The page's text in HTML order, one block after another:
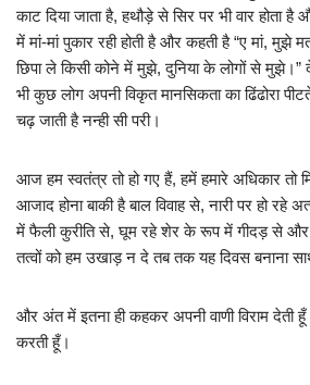
काट दिया जाता है, हथौड़े से सिर पर भी वार होता
में मां-मां पुकार रही होती है और कहती है “ए मां, मुझे
छिपा ले किसी कोने में मुझे, दुनिया के लोगों से
भी कुछ लोग अपनी विकृत मानसिकता का ढिंढोरा
चढ़ जाती है नन्ही सी परी।
आज हम स्वतंत्र तो हो गए हैं, हमें हमारे अधिकार तो
आजाद होना बाकी है बाल विवाह से, नारी पर हो
में फैली कुरीति से, घूम रहे शेर के रूप में गीदड़ से
तत्वों को हम उखाड़ न दे तब तक यह दिवस बनाना
और अंत में इतना ही कहकर अपनी वाणी विराम देती
करती हूँ।